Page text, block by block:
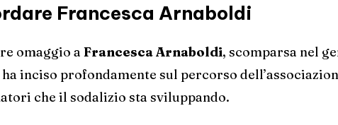
Francesca Arnaboldi
omaggio a Francesca Arnaboldi, scomparsa nel
inciso profondamente sul percorso
che il sodalizio sta sviluppando.